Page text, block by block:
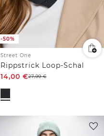
-50%
Street One
Rippstrick Loop-Schal
14,00 €27,99€